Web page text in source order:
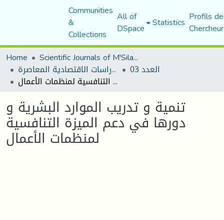
Communities
&
Collections
All of
DSpace Statistics Profils
Home
Scientific Journals of M'Sila University
مجلة الدراسات الاقتصادية المعاصرة العدد 03
تنمية و تدريب الموارد البشرية و دورها في دعم الميزة التنافسية لمنظمات الأعمال
تنمية و تدريب الموارد البشرية و
دورها في دعم الميزة التنافسية
لمنظمات الأعمال